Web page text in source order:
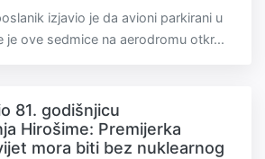
izjavio je da avioni parkirani u
je ove sedmice na aerodromu otkr...
81. godišnjicu
Hirošime: Premijerka
mora biti bez nuklearnog